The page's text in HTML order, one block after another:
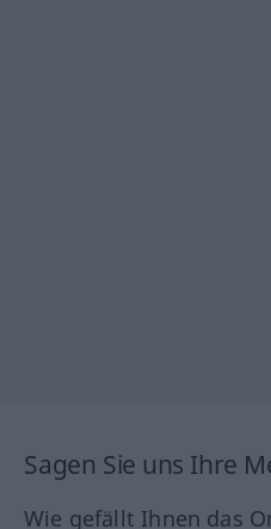
Sagen Sie uns Ihre
Wie gefällt Ihnen das